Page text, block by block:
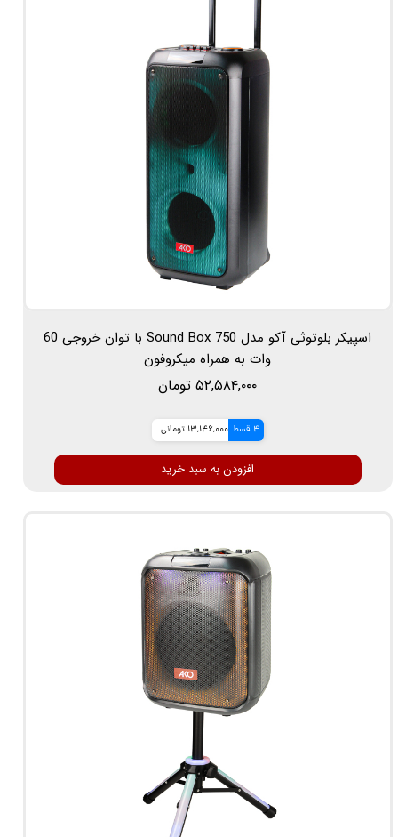
اسپیکر بلوتوثی آکو مدل Sound Box 750 با توان خروجی 60
وات به همراه میکروفون
۵۲,۵۸۴,۰۰۰ تومان
4 قسط 13,146,000 تومانی
افزودن به سبد خرید